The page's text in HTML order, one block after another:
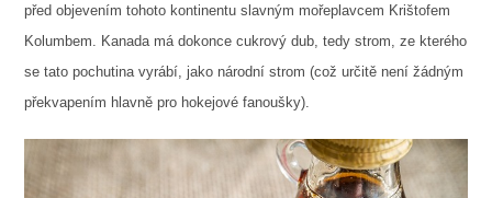
před objevením tohoto kontinentu slavným mořeplavcem Krištofem
Kolumbem. Kanada má dokonce cukrový dub, tedy strom, ze kterého
se tato pochutina vyrábí, jako národní strom (což určitě není žádným
překvapením hlavně pro hokejové fanoušky).